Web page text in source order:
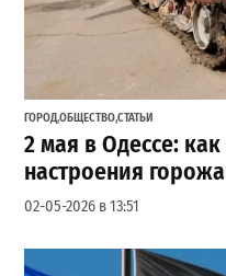
ГОРОД,ОБЩЕСТВО,СТАТЬИ
2 мая в Одессе:
настроения
02-05-2026 в 13:51